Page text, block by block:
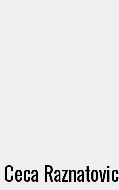
Ceca Raznatovic